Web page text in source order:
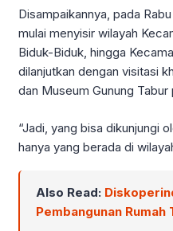
Disampaikannya, pada
mulai menyisir wilayah
Biduk-Biduk, hingga
dilanjutkan dengan visitasi
dan Museum Gunung
“Jadi, yang bisa dikunjungi
hanya yang berada di
Also Read:
Pembangunan